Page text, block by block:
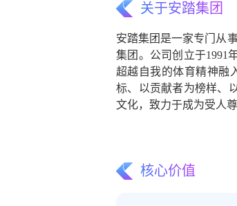
关于安踏集团
安踏集团是一家专门从
集团。公司创立于1991
超越自我的体育精神融
标、以贡献者为榜样、
文化，致力于成为受人
核心价值